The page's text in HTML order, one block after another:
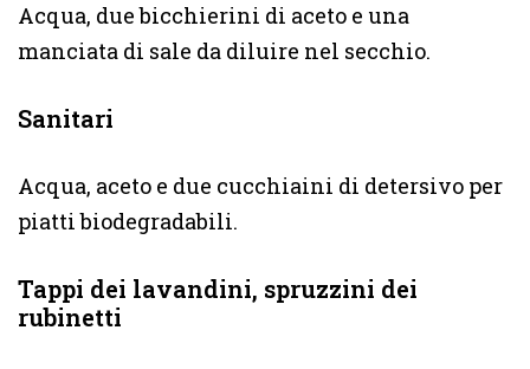
Acqua, due bicchierini di aceto e una
manciata di sale da diluire nel secchio.
Sanitari
Acqua, aceto e due cucchiaini di detersivo per
piatti biodegradabili.
Tappi dei lavandini, spruzzini dei
rubinetti